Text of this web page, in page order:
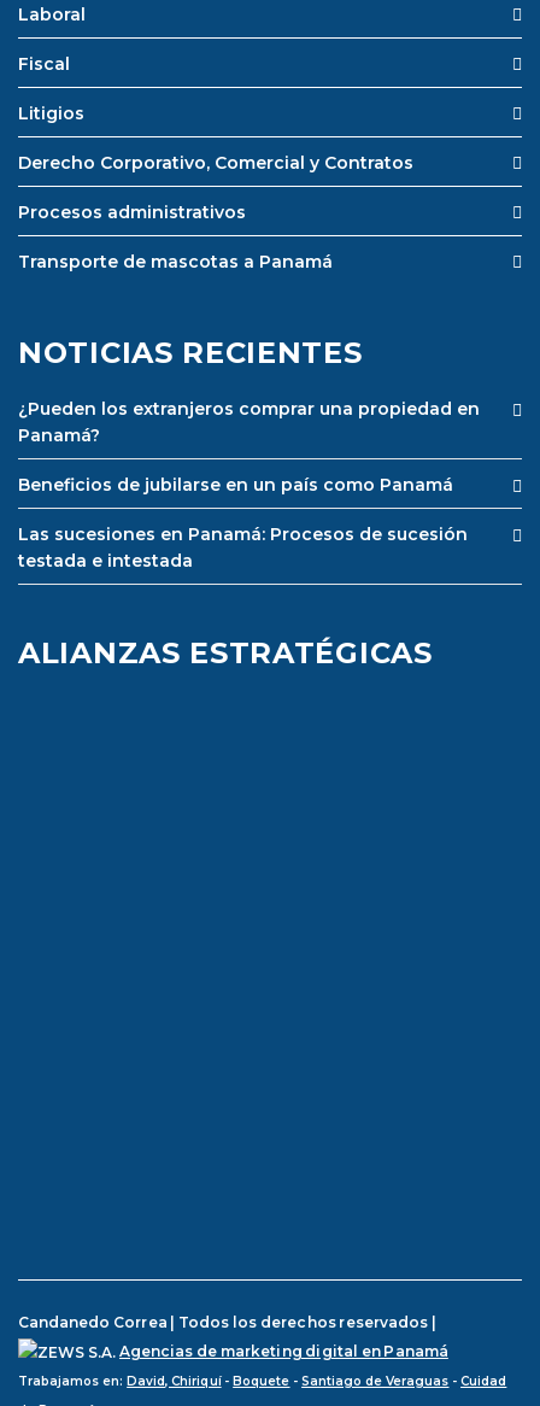
Laboral
Fiscal
Litigios
Derecho Corporativo, Comercial y Contratos
Procesos administrativos
Transporte de mascotas a Panamá
NOTICIAS RECIENTES
¿Pueden los extranjeros comprar una propiedad en
Panamá?
Beneficios de jubilarse en un país como Panamá
Las sucesiones en Panamá: Procesos de sucesión
testada e intestada
ALIANZAS ESTRATÉGICAS
Candanedo Correa | Todos los derechos reservados |
Agencias de marketing digital en Panamá
Trabajamos en:David, Chiriquí-Boquete -Santiago de Veraguas -Cuidad